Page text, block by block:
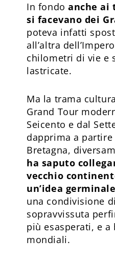
In fondoanche ai
si facevano dei
poteva infatti
all’altra
chilometri di vie e
lastricate.
Ma la trama
Grand Tour
Seicento e dal
dapprima a partire
Bretagna,
ha saputo
vecchio
un’idea
una condivisione
sopravvissuta
più esasperati, e a
mondiali.